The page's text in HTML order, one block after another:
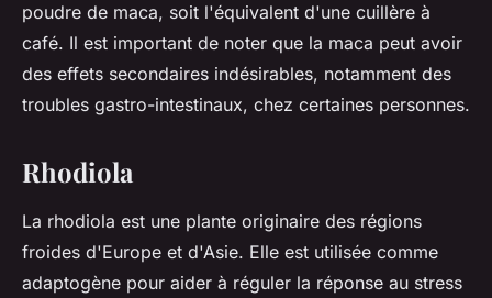
poudre de maca, soit l'équivalent d'une cuillère à
café. Il est important de noter que la maca peut avoir
des effets secondaires indésirables, notamment des
troubles gastro-intestinaux, chez certaines personnes.
Rhodiola
La rhodiola est une plante originaire des régions
froides d'Europe et d'Asie. Elle est utilisée comme
adaptogène pour aider à réguler la réponse au stress